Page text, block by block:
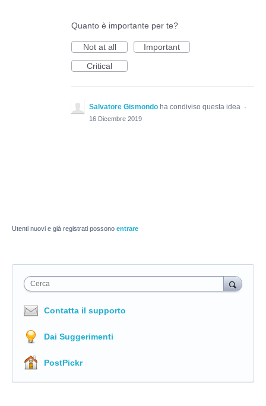
Quanto è importante per te?
Not at all
Important
Critical
Salvatore Gismondo ha condiviso questa idea ·
16 Dicembre 2019
Utenti nuovi e già registrati possono entrare
Cerca
Contatta il supporto
Dai Suggerimenti
PostPickr